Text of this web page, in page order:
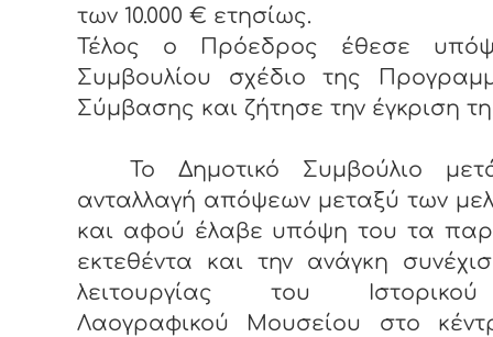
των 10.000 € ετησίως.
Τέλος ο Πρόεδρος έθεσε
Συμβουλίου σχέδιο της
Σύμβασης και ζήτησε την έγκριση
Το Δημοτικό Συμβούλιο
ανταλλαγή απόψεων μεταξύ των
και αφού έλαβε υπόψη του τα
εκτεθέντα και την ανάγκη
λειτουργίας του
Λαογραφικού Μουσείου στο